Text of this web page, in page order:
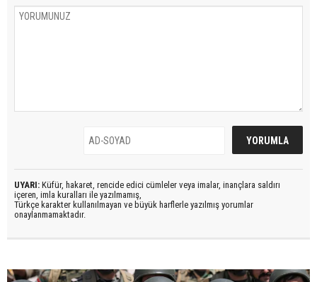
UYARI: Küfür, hakaret, rencide edici cümleler veya imalar, inançlara saldırı
içeren, imla kuralları ile yazılmamış,
Türkçe karakter kullanılmayan ve büyük harflerle yazılmış yorumlar
onaylanmamaktadır.